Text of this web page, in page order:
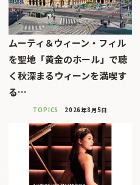
ムーティ＆ウィーン・フィル
を聖地「黄金のホール」で聴
く秋深まるウィーンを満喫す
る…
TOPICS 2026年8月5日